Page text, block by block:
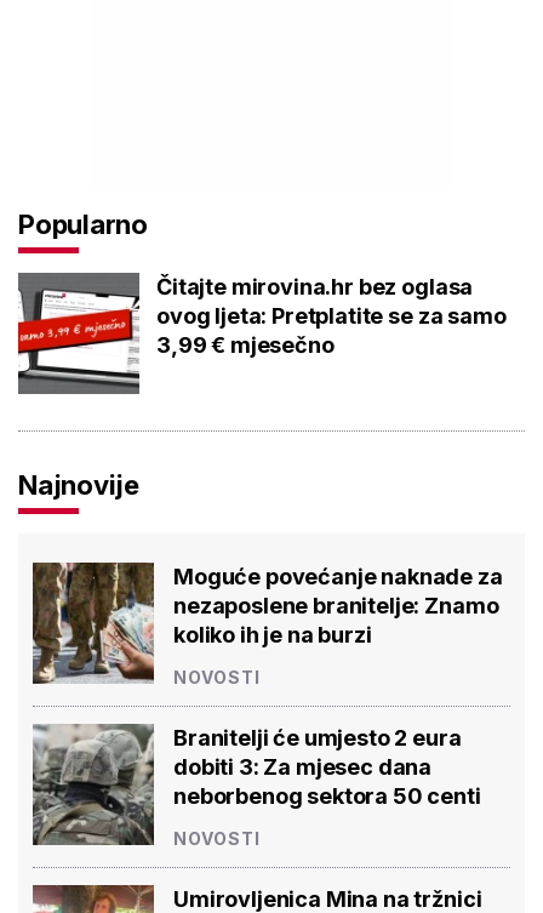
Popularno
Čitajte mirovina.hr bez oglasa
ovog ljeta: Pretplatite se za samo
3,99 € mjesečno
Najnovije
Moguće povećanje naknade za
nezaposlene branitelje: Znamo
koliko ih je na burzi
NOVOSTI
Branitelji će umjesto 2 eura
dobiti 3: Za mjesec dana
neborbenog sektora 50 centi
NOVOSTI
Umirovljenica Mina na tržnici